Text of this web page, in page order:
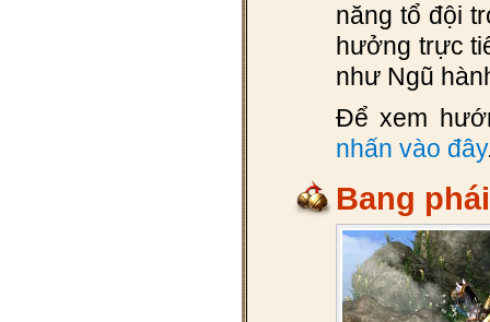
năng tổ đội
hưởng trực
như Ngũ
Để xem
nhấn vào đây
Bang